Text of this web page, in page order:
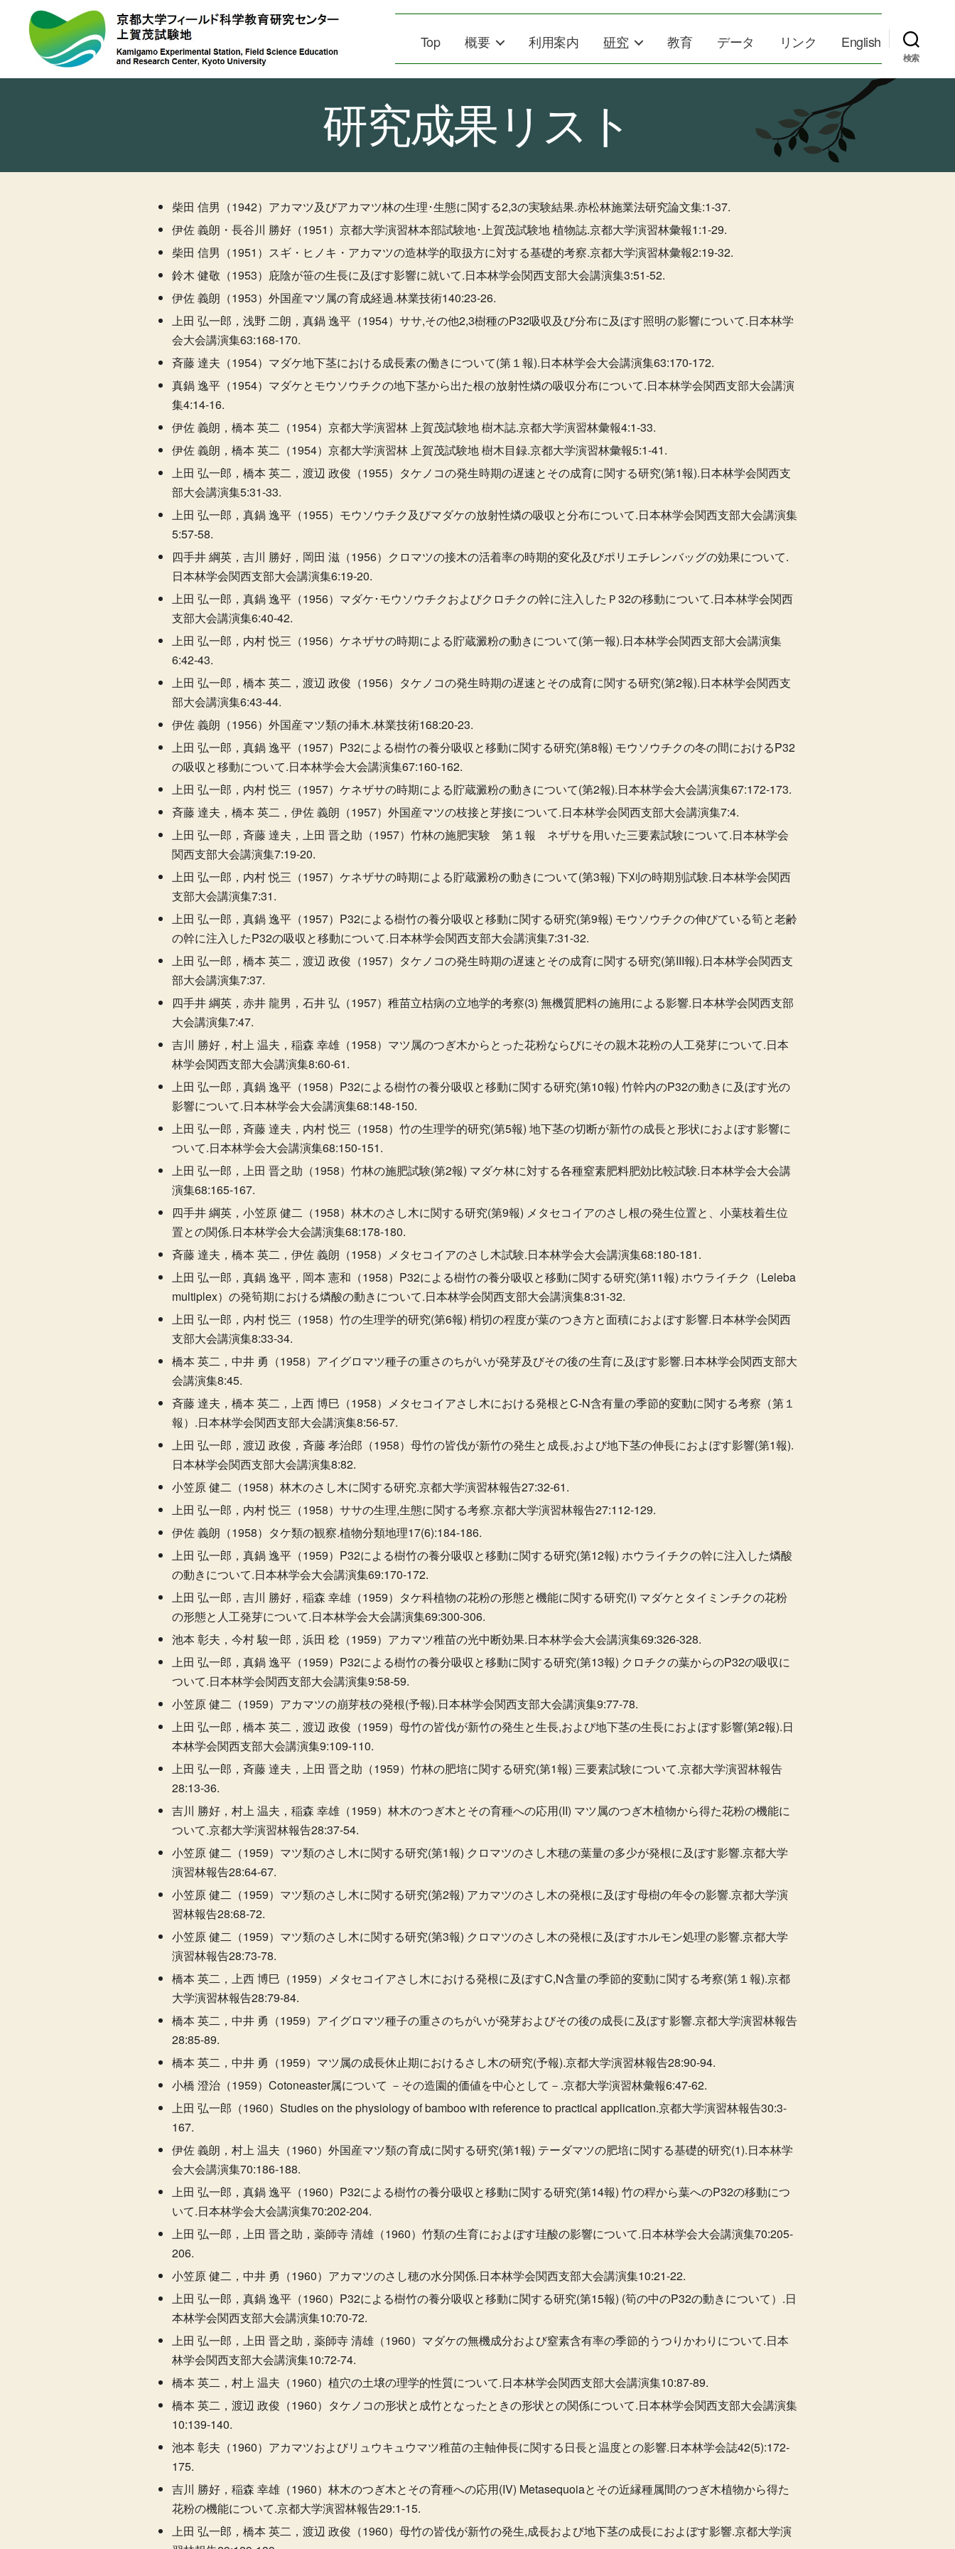
上
Top 概要 利用案内 研究 教育 データ リンク English
検索
研究成果リスト
柴田 信男（1942）アカマツ及びアカマツ林の生理･生態に関する2,3の実験結果.赤松林施業法研究論文集:1-37.
伊佐 義朗・長谷川 勝好（1951）京都大学演習林本部試験地･上賀茂試験地 植物誌.京都大学演習林彙報1:1-29.
柴田 信男（1951）スギ・ヒノキ・アカマツの造林学的取扱方に対する基礎的考察.京都大学演習林彙報2:19-32.
鈴木 健敬（1953）庇陰が笹の生長に及ぼす影響に就いて.日本林学会関西支部大会講演集3:51-52.
伊佐 義朗（1953）外国産マツ属の育成経過.林業技術140:23-26.
上田 弘一郎，浅野 二朗，真鍋 逸平（1954）ササ,その他2,3樹種のP32吸収及び分布に及ぼす照明の影響について.日本林学
会大会講演集63:168-170.
斉藤 達夫（1954）マダケ地下茎における成長素の働きについて(第１報).日本林学会大会講演集63:170-172.
真鍋 逸平（1954）マダケとモウソウチクの地下茎から出た根の放射性燐の吸収分布について.日本林学会関西支部大会講演
集4:14-16.
伊佐 義朗，橋本 英二（1954）京都大学演習林 上賀茂試験地 樹木誌.京都大学演習林彙報4:1-33.
伊佐 義朗，橋本 英二（1954）京都大学演習林 上賀茂試験地 樹木目録.京都大学演習林彙報5:1-41.
上田 弘一郎，橋本 英二，渡辺 政俊（1955）タケノコの発生時期の遅速とその成育に関する研究(第1報).日本林学会関西支
部大会講演集5:31-33.
上田 弘一郎，真鍋 逸平（1955）モウソウチク及びマダケの放射性燐の吸収と分布について.日本林学会関西支部大会講演集
5:57-58.
四手井 綱英，吉川 勝好，岡田 滋（1956）クロマツの接木の活着率の時期的変化及びポリエチレンバッグの効果について.
日本林学会関西支部大会講演集6:19-20.
上田 弘一郎，真鍋 逸平（1956）マダケ･モウソウチクおよびクロチクの幹に注入したＰ32の移動について.日本林学会関西
支部大会講演集6:40-42.
上田 弘一郎，内村 悦三（1956）ケネザサの時期による貯蔵澱粉の動きについて(第一報).日本林学会関西支部大会講演集
6:42-43.
上田 弘一郎，橋本 英二，渡辺 政俊（1956）タケノコの発生時期の遅速とその成育に関する研究(第2報).日本林学会関西支
部大会講演集6:43-44.
伊佐 義朗（1956）外国産マツ類の挿木.林業技術168:20-23.
上田 弘一郎，真鍋 逸平（1957）P32による樹竹の養分吸収と移動に関する研究(第8報) モウソウチクの冬の間におけるP32
の吸収と移動について.日本林学会大会講演集67:160-162.
上田 弘一郎，内村 悦三（1957）ケネザサの時期による貯蔵澱粉の動きについて(第2報).日本林学会大会講演集67:172-173.
斉藤 達夫，橋本 英二，伊佐 義朗（1957）外国産マツの枝接と芽接について.日本林学会関西支部大会講演集7:4.
上田 弘一郎，斉藤 達夫，上田 晋之助（1957）竹林の施肥実験 第１報 ネザサを用いた三要素試験について.日本林学会
関西支部大会講演集7:19-20.
上田 弘一郎，内村 悦三（1957）ケネザサの時期による貯蔵澱粉の動きについて(第3報) 下刈の時期別試験.日本林学会関西
支部大会講演集7:31.
上田 弘一郎，真鍋 逸平（1957）P32による樹竹の養分吸収と移動に関する研究(第9報) モウソウチクの伸びている筍と老齢
の幹に注入したP32の吸収と移動について.日本林学会関西支部大会講演集7:31-32.
上田 弘一郎，橋本 英二，渡辺 政俊（1957）タケノコの発生時期の遅速とその成育に関する研究(第III報).日本林学会関西支
部大会講演集7:37.
四手井 綱英，赤井 龍男，石井 弘（1957）稚苗立枯病の立地学的考察(3) 無機質肥料の施用による影響.日本林学会関西支部
大会講演集7:47.
吉川 勝好，村上 温夫，稲森 幸雄（1958）マツ属のつぎ木からとった花粉ならびにその親木花粉の人工発芽について.日本
林学会関西支部大会講演集8:60-61.
上田 弘一郎，真鍋 逸平（1958）P32による樹竹の養分吸収と移動に関する研究(第10報) 竹幹内のP32の動きに及ぼす光の
影響について.日本林学会大会講演集68:148-150.
上田 弘一郎，斉藤 達夫，内村 悦三（1958）竹の生理学的研究(第5報) 地下茎の切断が新竹の成長と形状におよぼす影響に
ついて.日本林学会大会講演集68:150-151.
上田 弘一郎，上田 晋之助（1958）竹林の施肥試験(第2報) マダケ林に対する各種窒素肥料肥効比較試験.日本林学会大会講
演集68:165-167.
四手井 綱英，小笠原 健二（1958）林木のさし木に関する研究(第9報) メタセコイアのさし根の発生位置と、小葉枝着生位
置との関係.日本林学会大会講演集68:178-180.
斉藤 達夫，橋本 英二，伊佐 義朗（1958）メタセコイアのさし木試験.日本林学会大会講演集68:180-181.
上田 弘一郎，真鍋 逸平，岡本 憲和（1958）P32による樹竹の養分吸収と移動に関する研究(第11報) ホウライチク（Leleba
multiplex）の発筍期における燐酸の動きについて.日本林学会関西支部大会講演集8:31-32.
上田 弘一郎，内村 悦三（1958）竹の生理学的研究(第6報) 梢切の程度が葉のつき方と面積におよぼす影響.日本林学会関西
支部大会講演集8:33-34.
橋本 英二，中井 勇（1958）アイグロマツ種子の重さのちがいが発芽及びその後の生育に及ぼす影響.日本林学会関西支部大
会講演集8:45.
斉藤 達夫，橋本 英二，上西 博巳（1958）メタセコイアさし木における発根とC-N含有量の季節的変動に関する考察（第１
報）.日本林学会関西支部大会講演集8:56-57.
上田 弘一郎，渡辺 政俊，斉藤 孝治郎（1958）母竹の皆伐が新竹の発生と成長,および地下茎の伸長におよぼす影響(第1報).
日本林学会関西支部大会講演集8:82.
小笠原 健二（1958）林木のさし木に関する研究.京都大学演習林報告27:32-61.
上田 弘一郎，内村 悦三（1958）ササの生理,生態に関する考察.京都大学演習林報告27:112-129.
伊佐 義朗（1958）タケ類の観察.植物分類地理17(6):184-186.
上田 弘一郎，真鍋 逸平（1959）P32による樹竹の養分吸収と移動に関する研究(第12報) ホウライチクの幹に注入した燐酸
の動きについて.日本林学会大会講演集69:170-172.
上田 弘一郎，吉川 勝好，稲森 幸雄（1959）タケ科植物の花粉の形態と機能に関する研究(I) マダケとタイミンチクの花粉
の形態と人工発芽について.日本林学会大会講演集69:300-306.
池本 彰夫，今村 駿一郎，浜田 稔（1959）アカマツ稚苗の光中断効果.日本林学会大会講演集69:326-328.
上田 弘一郎，真鍋 逸平（1959）P32による樹竹の養分吸収と移動に関する研究(第13報) クロチクの葉からのP32の吸収に
ついて.日本林学会関西支部大会講演集9:58-59.
小笠原 健二（1959）アカマツの崩芽枝の発根(予報).日本林学会関西支部大会講演集9:77-78.
上田 弘一郎，橋本 英二，渡辺 政俊（1959）母竹の皆伐が新竹の発生と生長,および地下茎の生長におよぼす影響(第2報).日
本林学会関西支部大会講演集9:109-110.
上田 弘一郎，斉藤 達夫，上田 晋之助（1959）竹林の肥培に関する研究(第1報) 三要素試験について.京都大学演習林報告
28:13-36.
吉川 勝好，村上 温夫，稲森 幸雄（1959）林木のつぎ木とその育種への応用(II) マツ属のつぎ木植物から得た花粉の機能に
ついて.京都大学演習林報告28:37-54.
小笠原 健二（1959）マツ類のさし木に関する研究(第1報) クロマツのさし木穂の葉量の多少が発根に及ぼす影響.京都大学
演習林報告28:64-67.
小笠原 健二（1959）マツ類のさし木に関する研究(第2報) アカマツのさし木の発根に及ぼす母樹の年令の影響.京都大学演
習林報告28:68-72.
小笠原 健二（1959）マツ類のさし木に関する研究(第3報) クロマツのさし木の発根に及ぼすホルモン処理の影響.京都大学
演習林報告28:73-78.
橋本 英二，上西 博巳（1959）メタセコイアさし木における発根に及ぼすC,N含量の季節的変動に関する考察(第１報).京都
大学演習林報告28:79-84.
橋本 英二，中井 勇（1959）アイグロマツ種子の重さのちがいが発芽およびその後の成長に及ぼす影響.京都大学演習林報告
28:85-89.
橋本 英二，中井 勇（1959）マツ属の成長休止期におけるさし木の研究(予報).京都大学演習林報告28:90-94.
小橋 澄治（1959）Cotoneaster属について －その造園的価値を中心として－.京都大学演習林彙報6:47-62.
上田 弘一郎（1960）Studies on the physiology of bamboo with reference to practical application.京都大学演習林報告30:3-
167.
伊佐 義朗，村上 温夫（1960）外国産マツ類の育成に関する研究(第1報) テーダマツの肥培に関する基礎的研究(1).日本林学
会大会講演集70:186-188.
上田 弘一郎，真鍋 逸平（1960）P32による樹竹の養分吸収と移動に関する研究(第14報) 竹の稈から葉へのP32の移動につ
いて.日本林学会大会講演集70:202-204.
上田 弘一郎，上田 晋之助，薬師寺 清雄（1960）竹類の生育におよぼす珪酸の影響について.日本林学会大会講演集70:205-
206.
小笠原 健二，中井 勇（1960）アカマツのさし穂の水分関係.日本林学会関西支部大会講演集10:21-22.
上田 弘一郎，真鍋 逸平（1960）P32による樹竹の養分吸収と移動に関する研究(第15報) (筍の中のP32の動きについて）.日
本林学会関西支部大会講演集10:70-72.
上田 弘一郎，上田 晋之助，薬師寺 清雄（1960）マダケの無機成分および窒素含有率の季節的うつりかわりについて.日本
林学会関西支部大会講演集10:72-74.
橋本 英二，村上 温夫（1960）植穴の土壌の理学的性質について.日本林学会関西支部大会講演集10:87-89.
橋本 英二，渡辺 政俊（1960）タケノコの形状と成竹となったときの形状との関係について.日本林学会関西支部大会講演集
10:139-140.
池本 彰夫（1960）アカマツおよびリュウキュウマツ稚苗の主軸伸長に関する日長と温度との影響.日本林学会誌42(5):172-
175.
吉川 勝好，稲森 幸雄（1960）林木のつぎ木とその育種への応用(IV) Metasequoiaとその近縁種属間のつぎ木植物から得た
花粉の機能について.京都大学演習林報告29:1-15.
上田 弘一郎，橋本 英二，渡辺 政俊（1960）母竹の皆伐が新竹の発生,成長および地下茎の成長におよぼす影響.京都大学演